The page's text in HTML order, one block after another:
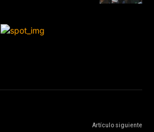
Artículo siguiente